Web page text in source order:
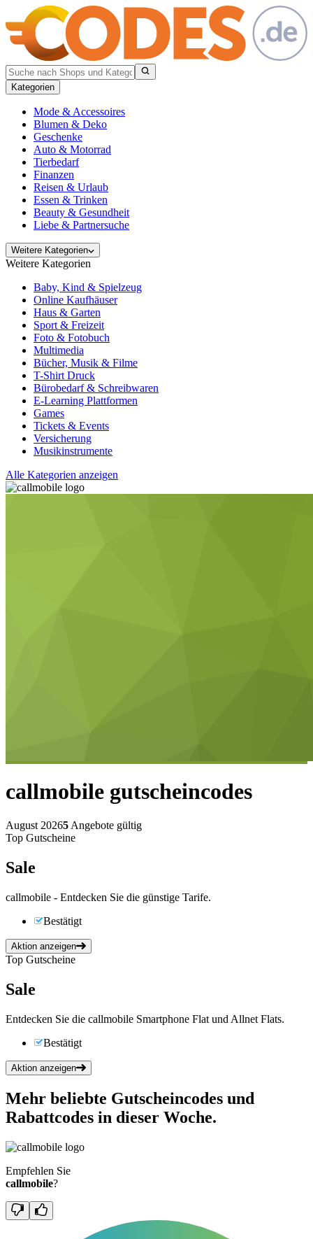
Kategorien
Mode & Accessoires
Blumen & Deko
Geschenke
Auto & Motorrad
Tierbedarf
Finanzen
Reisen & Urlaub
Essen & Trinken
Beauty & Gesundheit
Liebe & Partnersuche
Weitere Kategorien
Weitere Kategorien
Baby, Kind & Spielzeug
Online Kaufhäuser
Haus & Garten
Sport & Freizeit
Foto & Fotobuch
Multimedia
Bücher, Musik & Filme
T-Shirt Druck
Bürobedarf & Schreibwaren
E-Learning Plattformen
Games
Tickets & Events
Versicherung
Musikinstrumente
Alle Kategorien anzeigen
callmobile gutscheincodes
August 20265Angebote gültig
Top Gutscheine
Sale
callmobile - Entdecken Sie die günstige Tarife.
Bestätigt
Aktion anzeigen
Top Gutscheine
Sale
Entdecken Sie die callmobile Smartphone Flat und Allnet Flats.
Bestätigt
Aktion anzeigen
Mehr beliebte Gutscheincodes und
Rabattcodes in dieser Woche.
Empfehlen Sie
callmobile?